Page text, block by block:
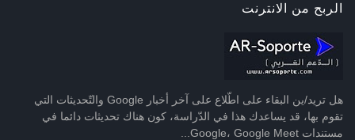
الربح من الانترنت
هل تريد/ين البقاء على اطّلاع على آخر أخبار Google والتّحديثات التي
تقوم بها، قد يساعدك هذا في الدّراسة، كون هناك تحديثات دائما في
مستندات Google، Google Meet...